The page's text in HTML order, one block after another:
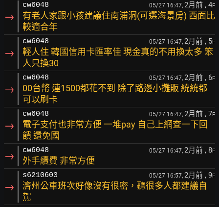
→
cw6048 05/27 16:47, 2月前 , 4F
有老人家跟小孩建議住南浦洞(可選海景房) 西面比
較適合年
→
cw6048 05/27 16:47, 2月前 , 5F
輕人住 韓國信用卡匯率佳 現金真的不用換太多 笨
人只換30
→
cw6048 05/27 16:47, 2月前 , 6F
00台幣 連1500都花不到 除了路邊小攤販 統統都
可以刷卡
→
cw6048 05/27 16:47, 2月前 , 7F
電子支付也非常方便 一堆pay 自己上網查一下回
饋 還免國
→ cw6048 05/27 16:47, 2月前 , 8F
外手續費 非常方便
→
s6210603 05/27 16:57, 2月前 , 9F
濟州公車班次好像沒有很密，聽很多人都建議自
駕